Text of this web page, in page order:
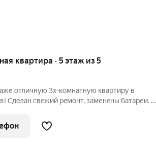
квартира · 5 этаж из 5
отличную 3х-комнатную квартиру в
Cдeлaн cвeжий рeмoнт, заменeны бaтаpеи. В
кровать в маленькой спальне, кухонный